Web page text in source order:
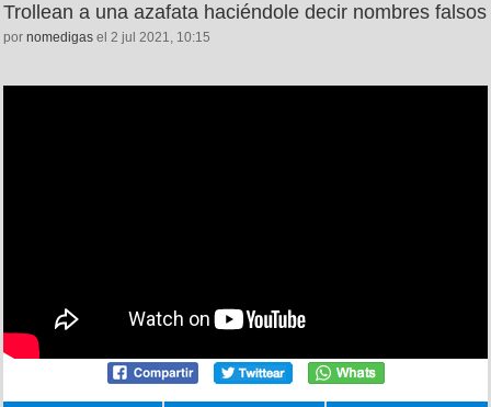
Trollean a una azafata haciéndole decir nombres falsos
por nomedigas el 2 jul 2021, 10:15